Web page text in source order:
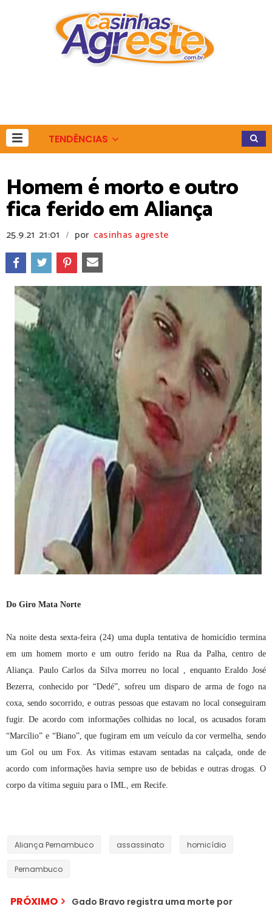
TENDÊNCIAS
Homem é morto e outro
fica ferido em Aliança
25.9.21 21:01 / por casinhas agreste
Do Giro Mata Norte
Na noite desta sexta-feira (24) uma dupla tentativa de homicídio termina
em um homem morto e um outro ferido na Rua da Palha, centro de
Aliança. Paulo Carlos da Silva morreu no local , enquanto Eraldo José
Bezerra, conhecido por “Dedé”, sofreu um disparo de arma de fogo na
coxa, sendo socorrido, e outras pessoas que estavam no local conseguiram
fugir. De acordo com informações colhidas no local, os acusados foram
“Marcílio” e “Biano”, que fugiram em um veículo da cor vermelha, sendo
um Gol ou um Fox. As vitimas estavam sentadas na calçada, onde de
acordo com informações havia sempre uso de bebidas e outras drogas. O
corpo da vítima seguiu para o IML, em Recife.
Aliança Pernambuco assassinato homicídio
Pernambuco
PRÓXIMO
Gado Bravo registra uma morte por